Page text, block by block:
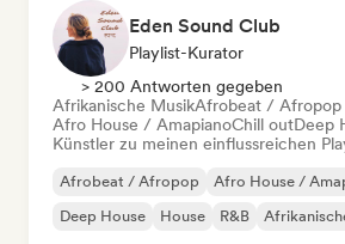
Eden Sound Club
Playlist-Kurator
> 200 Antworten gegeben
Afrikanische MusikAfrobeat / Afropop
Afro House / AmapianoChill outDeep
Künstler zu meinen einflussreichen
Afrobeat / Afropop Afro House /
Deep House
House R&B